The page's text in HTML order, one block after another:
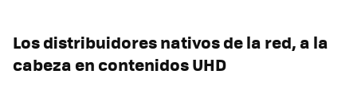
Los distribuidores nativos de la red, a la
cabeza en contenidos UHD